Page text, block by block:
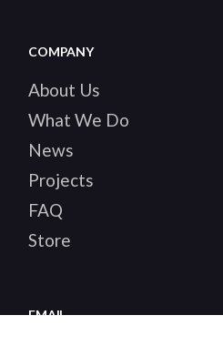
COMPANY
About Us
What We Do
News
Projects
FAQ
Store
EMAIL